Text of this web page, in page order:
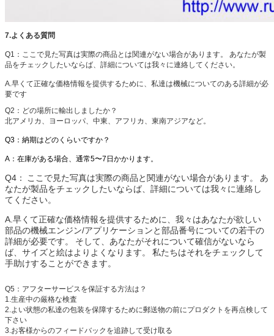
7.よくある質問
Q1：ここで見た写真は実際の商品とは関連がない場合があります。
あなたが製
品をチェックしたいならば、詳細については我々に連絡してください。
A.早くて正確な価格情報を提供するために、私達は機械についてのある詳細が必
要です
Q2： どの場所に輸出しましたか？
北アメリカ、ヨーロッパ、中東、アフリカ、東南アジアなど。
Q3：納期はどのくらいですか？
A：在庫がある場合、通常5〜7日かかります。
Q4： ここで見た写真は実際の商品と関連がない場合があります。
あ
なたが製品をチェックしたいならば、詳細については我々に連絡し
てください。
A.早くて正確な価格情報を提供するために、我々はあなたが欲しい
部品の機械エンジン/アプリケーションと部品番号についての若干の
詳細が必要です。
そして、あなたがそれについて確信がないなら
ば、サイズと絵はよりよくなります。
私たちはそれをチェックして
手助けすることができます。
Q5： アフターサービスを保証する方法は？
1.生産中の厳格な検査
2.よい状態の私達の包装を保障するために郵送物の前にプロダクトを再点検して
下さい
3.お客様からのフィードバックを追跡して受け取る